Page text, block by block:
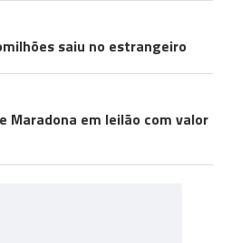
saiu no estrangeiro
Maradona em leilão com valor